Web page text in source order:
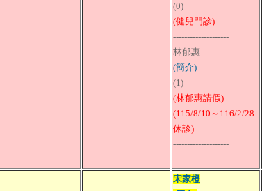
(0)
(健兒門診)
--------------------
林郁惠
(簡介)
(1)
(林郁惠請假)
(115/8/10～116/2/28
休診)
--------------------
宋家橙